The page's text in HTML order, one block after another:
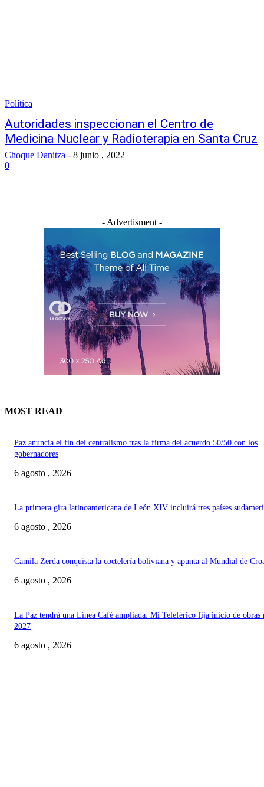
Política
Autoridades inspeccionan el Centro de
Medicina Nuclear y Radioterapia en Santa Cruz
Choque Danitza - 8 junio , 2022
0
- Advertisment -
MOST READ
Paz anuncia el fin del centralismo tras la firma del acuerdo 50/50 con los
gobernadores
6 agosto , 2026
La primera gira latinoamericana de León XIV incluirá tres países
6 agosto , 2026
Camila Zerda conquista la coctelería boliviana y apunta al Mundial de
6 agosto , 2026
La Paz tendrá una Línea Café ampliada: Mi Teleférico fija inicio de obras
2027
6 agosto , 2026